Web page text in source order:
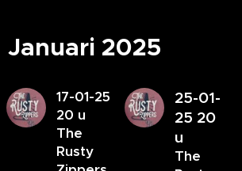
Januari 2025
17-01-25
20 u
The
Rusty
25-01-
25 20
u
The